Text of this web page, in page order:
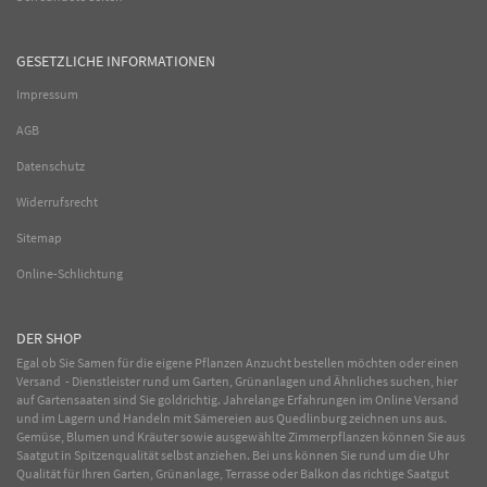
GESETZLICHE INFORMATIONEN
Impressum
AGB
Datenschutz
Widerrufsrecht
Sitemap
Online-Schlichtung
DER SHOP
Egal ob Sie Samen für die eigene Pflanzen Anzucht bestellen möchten oder einen
Versand - Dienstleister rund um Garten, Grünanlagen und Ähnliches suchen, hier
auf Gartensaaten sind Sie goldrichtig. Jahrelange Erfahrungen im OnlineVersand
und im Lagern und Handeln mit Sämereien aus Quedlinburg zeichnen uns aus.
Gemüse, Blumen und Kräuter sowie ausgewählteZimmerpflanzen können Sie aus
Saatgut in Spitzenqualität selbst anziehen. Bei uns können Sie rund um die Uhr
Qualität für Ihren Garten, Grünanlage, Terrasse oder Balkon das richtige Saatgut